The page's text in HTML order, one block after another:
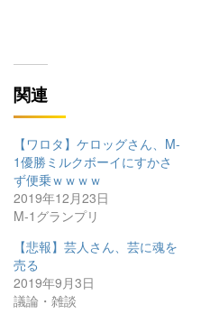
関連
【ワロタ】ケロッグさん、M-
1優勝ミルクボーイにすかさ
ず便乗ｗｗｗｗ
2019年12月23日
M-1グランプリ
【悲報】芸人さん、芸に魂を
売る
2019年9月3日
議論・雑談